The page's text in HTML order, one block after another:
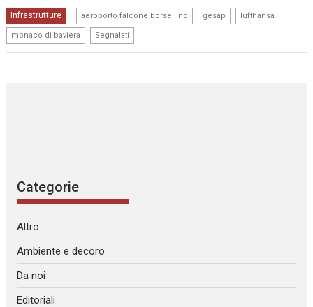
Infrastrutture aeroporto falcone borsellino gesap lufthansa
monaco di baviera Segnalati
Categorie
Altro
Ambiente e decoro
Da noi
Editoriali